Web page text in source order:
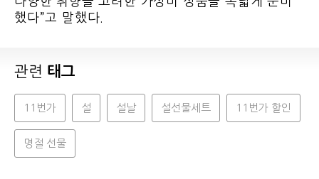
했다”고 말했다.
관련 태그
11번가 설 설날 설선물세트 11번가 할인
명절 선물